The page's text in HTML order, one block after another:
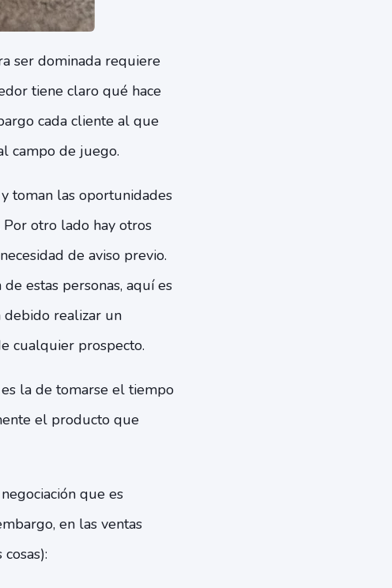
ser dominada requiere
tiene claro qué hace
cada cliente al que
campo de juego.
toman las oportunidades
otro lado hay otros
de aviso previo.
estas personas, aquí es
realizar un
cualquier prospecto.
la de tomarse el tiempo
el producto que
que es
en las ventas